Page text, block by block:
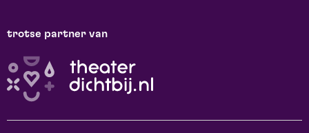
trotse partner van